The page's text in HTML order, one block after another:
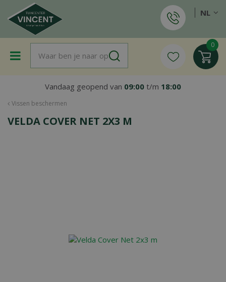
a
Vissen beschermen
Vandaag geopend van 09:00 t/m 18:00
NL
VELDA COVER NET 2X3 M